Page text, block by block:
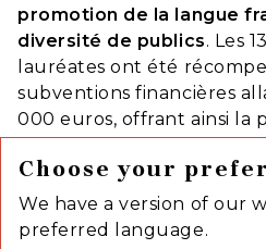
Choose your
We have a version of our
preferred language.
promotion de la langue
diversité de publics. Les
lauréates ont été
subventions financières
000 euros, offrant ainsi la
portée et l'influence de
respectives.
Focus sur l’engagement